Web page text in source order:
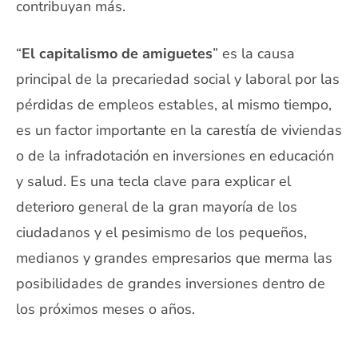
contribuyan más.
“El capitalismo de amiguetes” es la causa
principal de la precariedad social y laboral por las
pérdidas de empleos estables, al mismo tiempo,
es un factor importante en la carestía de viviendas
o de la infradotación en inversiones en educación
y salud. Es una tecla clave para explicar el
deterioro general de la gran mayoría de los
ciudadanos y el pesimismo de los pequeños,
medianos y grandes empresarios que merma las
posibilidades de grandes inversiones dentro de
los próximos meses o años.